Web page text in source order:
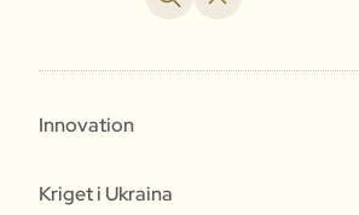
Innovation
Kriget i Ukraina